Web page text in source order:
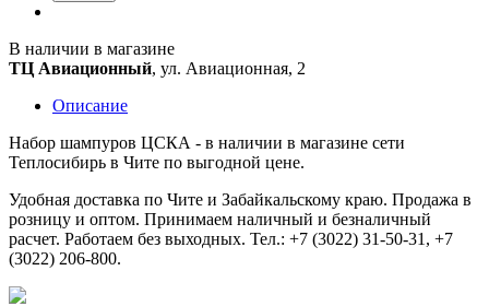
В наличии в магазине
ТЦ Авиационный, ул. Авиационная, 2
Описание
Набор шампуров ЦСКА - в наличии в магазине сети
Теплосибирь в Чите по выгодной цене.
Удобная доставка по Чите и Забайкальскому краю. Продажа в
розницу и оптом. Принимаем наличный и безналичный
расчет. Работаем без выходных. Тел.: +7 (3022) 31-50-31, +7
(3022) 206-800.